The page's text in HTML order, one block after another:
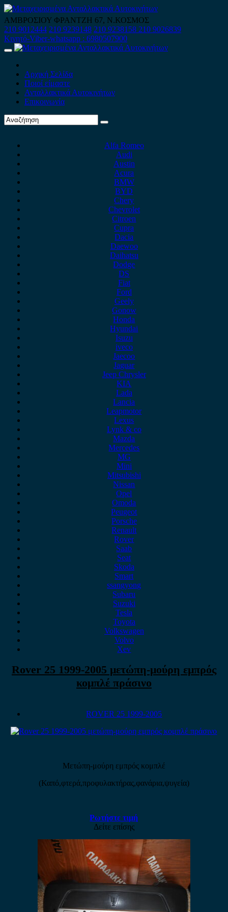
Skip
to
content
ΑΜΒΡΟΣΙΟΥ ΦΡΑΝΤΖΗ 67, Ν.ΚΟΣΜΟΣ
210 9012444 210 9239148 210 9238158 210 9026839
Κινητό-Viber-whatsapp : 6980507900
Primary
Αρχική Σελίδα
Ποιοί είμαστε
Ανταλλακτικά Αυτοκινήτων
Επικοινωνία
Alfa Romeo
Audi
Austin
Acura
BMW
BYD
Chery
Chevrolet
Citroen
Cupra
Dacia
Daewoo
Daihatsu
Dodge
DS
Fiat
Ford
Geely
Gonow
Honda
Hyundai
Isuzu
iveco
Jaecoo
Jaguar
Jeep Chrysler
KIA
Lada
Lancia
Leapmotor
Lexus
Lynk & co
Mazda
Mercedes
MG
Mini
Mitsubishi
Nissan
Opel
Omoda
Peugeot
Porsche
Renault
Rover
Saab
Seat
Skoda
Smart
ssangyong
Subaru
Suzuki
Tesla
Toyota
Volkswagen
Volvo
Xev
Rover 25 1999-2005 μετώπη-μούρη εμπρός
κομπλέ πράσινο
ROVER 25 1999-2005
Μετώπη-μούρη εμπρός κομπλέ
(Καπό,φτερά,προφυλακτήρας,φανάρια,ψυγεία)
Ρωτήστε τιμή
Δείτε επίσης